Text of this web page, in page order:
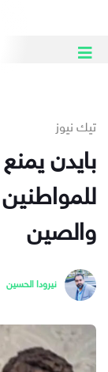
تيك نيوز
بايدن
والصين
نيرودا الحسين